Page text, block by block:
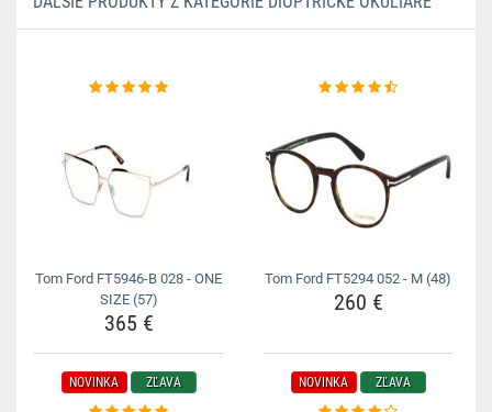
Tom Ford FT5946-B 028 - ONE
SIZE (57)
365 €
Tom Ford FT5294 052 - M (48)
260 €
NOVINKA ZĽAVA NOVINKA ZĽAVA